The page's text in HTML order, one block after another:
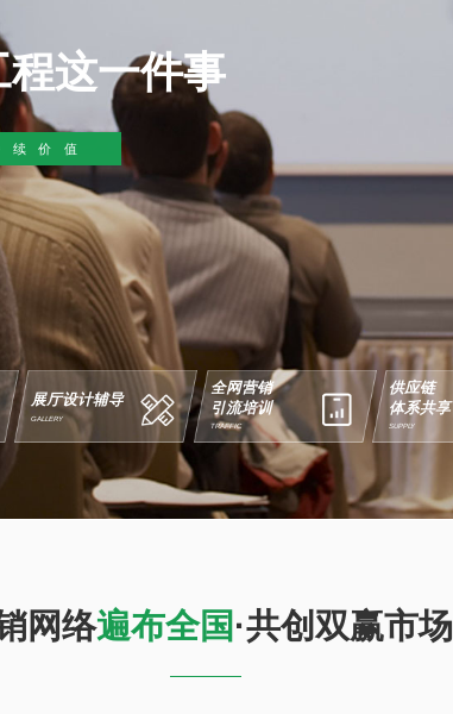
这一件事
续价值
展厅设计辅导
GALLERY
全网营销
引流培训
TRAFFIC
供应链
体系共享
SUPPLY
网络遍布全国 ·共创双赢市场